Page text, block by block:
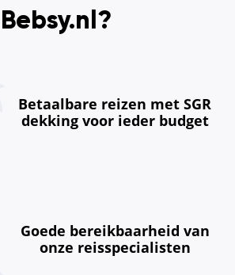
Betaalbare reizen met SGR
dekking voor ieder budget
Goede bereikbaarheid van
onze reisspecialisten